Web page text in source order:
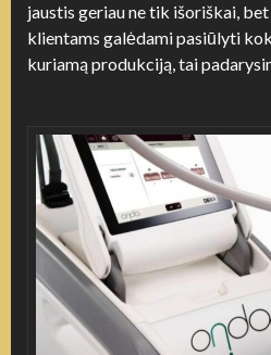
jaustis geriau ne tik išoriškai,
klientams galėdami pasiūlyti
kuriamą produkciją, tai